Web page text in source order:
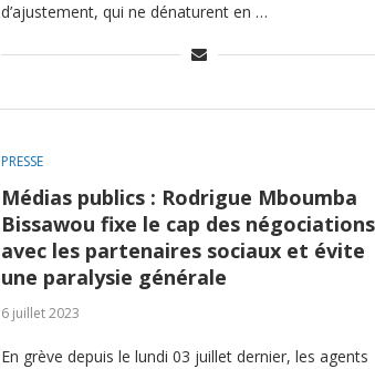
d’ajustement, qui ne dénaturent en …
PRESSE
Médias publics : Rodrigue Mboumba
Bissawou fixe le cap des négociations
avec les partenaires sociaux et évite
une paralysie générale
6 juillet 2023
En grève depuis le lundi 03 juillet dernier, les agents